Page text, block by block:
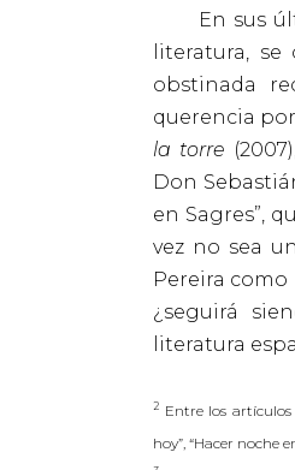
En sus
literatura,
obstinada
querencia
la torre
Don
en Sagres”,
vez no sea
Pereira
¿seguirá
literatura
2 Entre los
hoy”, “Hacer noche